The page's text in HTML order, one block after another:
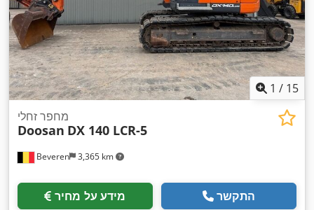
1 / 15
Beveren 3,365 km
מחפר זחלי
Doosan DX 140 LCR-5
מידע על מחיר התקשר